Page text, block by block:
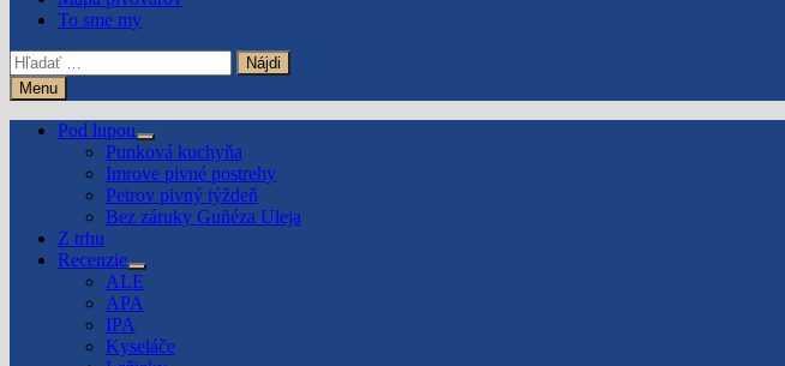
To sme my
Hľadať:
Menu
Pod lupou
Show
sub
menu
Punková kuchyňa
Imrove pivné postrehy
Petrov pivný týždeň
Bez záruky Guñéza Uleja
Z trhu
Recenzie
Show
sub
menu
ALE
APA
IPA
Kyseláče